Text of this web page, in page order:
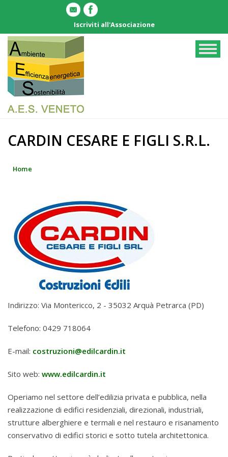
contenuto
principale
Iscriviti all'Associazione
CARDIN CESARE E FIGLI S.R.L.
Home
Indirizzo: Via Montericco, 2 - 35032 Arquà Petrarca (PD)
Telefono: 0429 718064
E-mail: costruzioni@edilcardin.it
Sito web: www.edilcardin.it
Operiamo nel settore dell’edilizia privata e pubblica, nella
realizzazione di edifici residenziali, direzionali, industriali,
strutture alberghiere e termali e nel restauro e risanamento
conservativo di edifici storici e sotto tutela architettonica.